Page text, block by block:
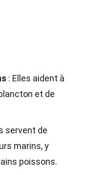
: Elles aident à
et de
servent de
marins, y
poissons.